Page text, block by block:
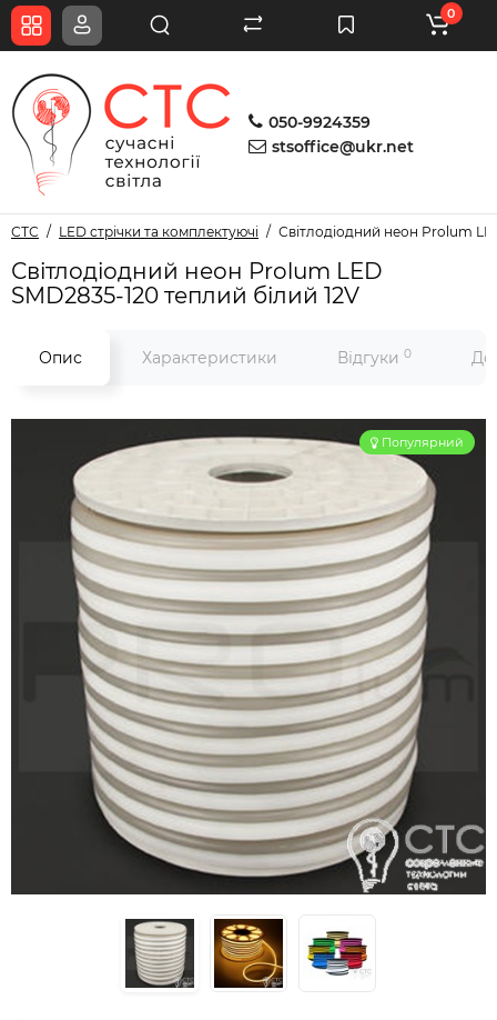
050-9924359
stsoffice@ukr.net
0
СТС LED стрічки та комплектуючі Світлодіодний неон Prolum
Світлодіодний неон Prolum LED
SMD2835-120 теплий білий 12V
Опис Характеристики Відгуки 0
Популярний